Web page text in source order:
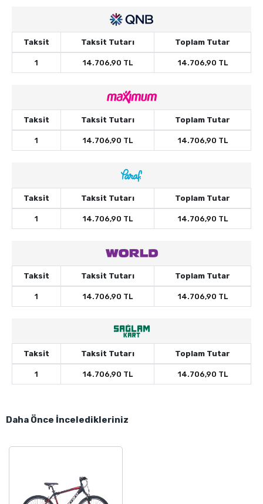
Taksit Taksit Tutarı Toplam Tutar
1 14.706,90 TL 14.706,90 TL
Taksit Taksit Tutarı Toplam Tutar
1 14.706,90 TL 14.706,90 TL
Taksit Taksit Tutarı Toplam Tutar
1 14.706,90 TL 14.706,90 TL
Taksit Taksit Tutarı Toplam Tutar
1 14.706,90 TL 14.706,90 TL
Taksit Taksit Tutarı Toplam Tutar
1 14.706,90 TL 14.706,90 TL
Daha Önce İnceledikleriniz